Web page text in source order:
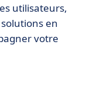
utilisateurs,
en
votre